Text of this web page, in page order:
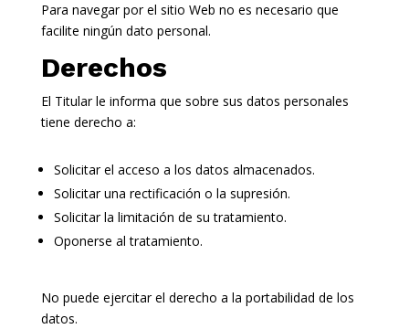
Para navegar por el sitio Web no es necesario que
facilite ningún dato personal.
Derechos
El Titular le informa que sobre sus datos personales
tiene derecho a:
Solicitar el acceso a los datos almacenados.
Solicitar una rectificación o la supresión.
Solicitar la limitación de su tratamiento.
Oponerse al tratamiento.
No puede ejercitar el derecho a la portabilidad de los
datos.